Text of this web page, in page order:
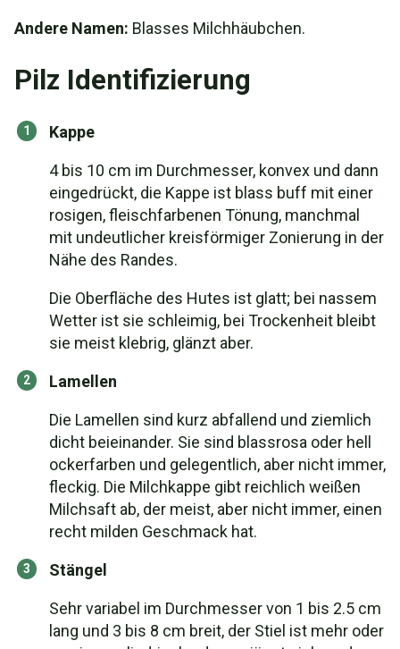
Andere Namen: Blasses Milchhäubchen.
Pilz Identifizierung
Kappe
4 bis 10 cm im Durchmesser, konvex und dann
eingedrückt, die Kappe ist blass buff mit einer
rosigen, fleischfarbenen Tönung, manchmal
mit undeutlicher kreisförmiger Zonierung in der
Nähe des Randes.
Die Oberfläche des Hutes ist glatt; bei nassem
Wetter ist sie schleimig, bei Trockenheit bleibt
sie meist klebrig, glänzt aber.
Lamellen
Die Lamellen sind kurz abfallend und ziemlich
dicht beieinander. Sie sind blassrosa oder hell
ockerfarben und gelegentlich, aber nicht immer,
fleckig. Die Milchkappe gibt reichlich weißen
Milchsaft ab, der meist, aber nicht immer, einen
recht milden Geschmack hat.
Stängel
Sehr variabel im Durchmesser von 1 bis 2.5 cm
lang und 3 bis 8 cm breit, der Stiel ist mehr oder